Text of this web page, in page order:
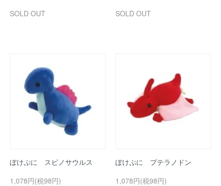
SOLD OUT
SOLD OUT
ぽけぷに スピノサウルス
1,078円(税98円)
ぽけぷに プテラノドン
1,078円(税98円)